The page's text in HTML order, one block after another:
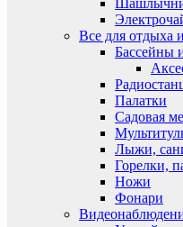
Все для отдыха
Бассейны
Палатки
Садовая
Лыжи,
Горелки,
Ножи
Фонари